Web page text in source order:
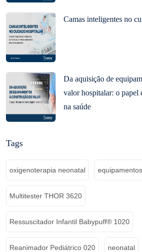
Camas inteligentes no
Da aquisição de
valor hospitalar: o papel
na saúde
Tags
oxigenoterapia neonatal
Multitester THOR 3620
Ressuscitador Infantil Babypuff® 1020
Reanimador Pediátrico 020 neonatal